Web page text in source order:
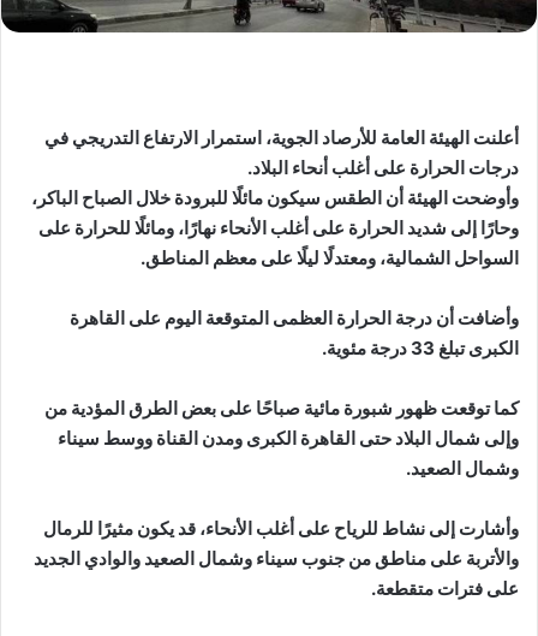
أعلنت الهيئة العامة للأرصاد الجوية، استمرار الارتفاع التدريجي في
درجات الحرارة على أغلب أنحاء البلاد.
وأوضحت الهيئة أن الطقس سيكون مائلًا للبرودة خلال الصباح الباكر،
وحارًا إلى شديد الحرارة على أغلب الأنحاء نهارًا، ومائلًا للحرارة على
السواحل الشمالية، ومعتدلًا ليلًا على معظم المناطق.
وأضافت أن درجة الحرارة العظمى المتوقعة اليوم على القاهرة
الكبرى تبلغ 33 درجة مئوية.
كما توقعت ظهور شبورة مائية صباحًا على بعض الطرق المؤدية من
وإلى شمال البلاد حتى القاهرة الكبرى ومدن القناة ووسط سيناء
وشمال الصعيد.
وأشارت إلى نشاط للرياح على أغلب الأنحاء، قد يكون مثيرًا للرمال
والأتربة على مناطق من جنوب سيناء وشمال الصعيد والوادي الجديد
على فترات متقطعة.